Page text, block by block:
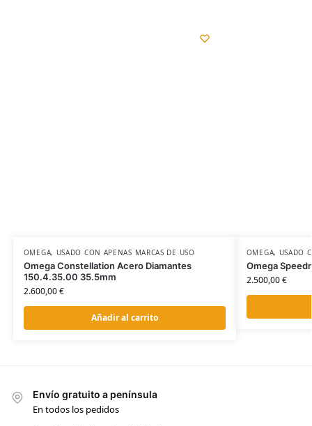
OMEGA, USADO CON APENAS MARCAS DE USO
Omega Constellation Acero Diamantes
150.4.35.00 35.5mm
2.600,00€
Añadir al carrito
OMEGA, USADO
Omega
2.500,00€
Envío gratuito a península
En todos los pedidos